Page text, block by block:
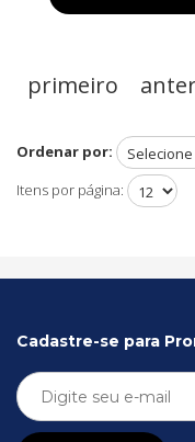
primeiro
Ordenar por:
Itens por página:
Cadastre-se para